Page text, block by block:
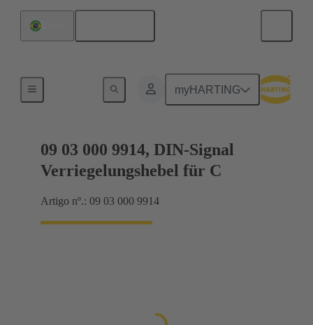
myHARTING
09 03 000 9914, DIN-Signal
Verriegelungshebel für C
Artigo nº.: 09 03 000 9914